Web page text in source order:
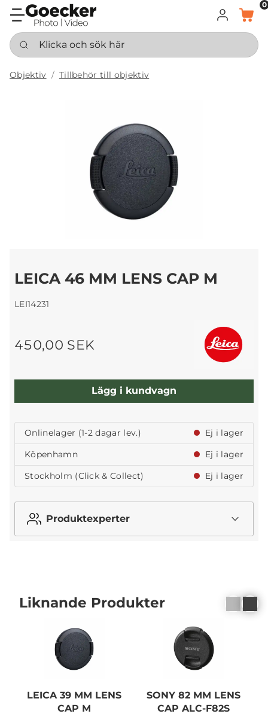
LOGGA IN
KORG
0
Klicka och sök här
Objektiv Tillbehör till objektiv
LEICA 46 MM LENS CAP M
LEI14231
450,00 SEK
Lägg i kundvagn
Onlinelager (1-2 dagar lev.)
Ej i lager
Köpenhamn
Ej i lager
Stockholm (Click & Collect)
Ej i lager
Produktexperter
Liknande Produkter
LEICA 39 MM LENS
CAP M
SONY 82 MM LENS
CAP ALC-F82S